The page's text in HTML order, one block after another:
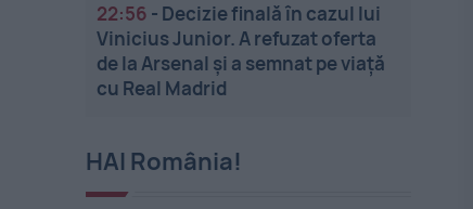
22:56 - Decizie finală în cazul lui
Vinicius Junior. A refuzat oferta
de la Arsenal și a semnat pe viață
cu Real Madrid
HAI România!